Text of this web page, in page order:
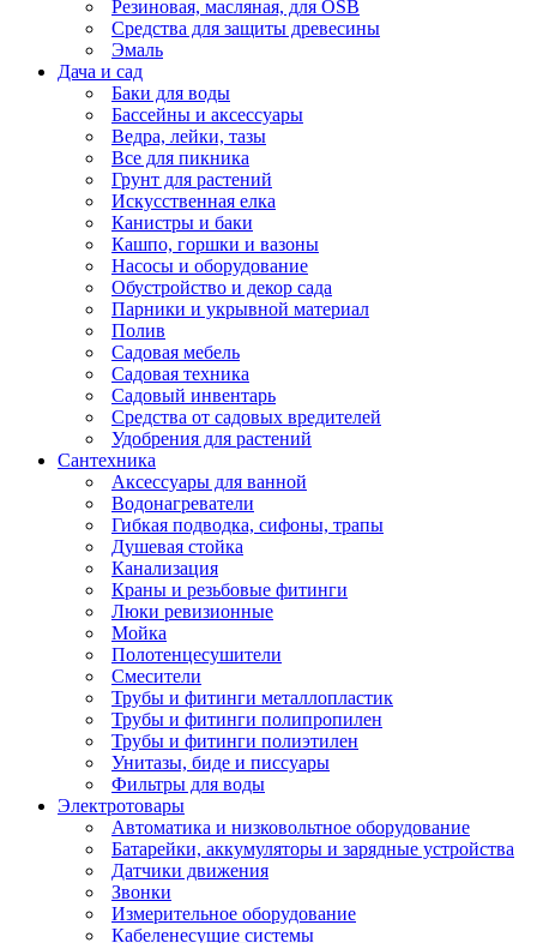
Резиновая, масляная, для OSB
Средства для защиты древесины
Эмаль
Дача и сад
Баки для воды
Бассейны и аксессуары
Ведра, лейки, тазы
Все для пикника
Грунт для растений
Искусственная елка
Канистры и баки
Кашпо, горшки и вазоны
Насосы и оборудование
Обустройство и декор сада
Парники и укрывной материал
Полив
Садовая мебель
Садовая техника
Садовый инвентарь
Средства от садовых вредителей
Удобрения для растений
Сантехника
Аксессуары для ванной
Водонагреватели
Гибкая подводка, сифоны, трапы
Душевая стойка
Канализация
Краны и резьбовые фитинги
Люки ревизионные
Мойка
Полотенцесушители
Смесители
Трубы и фитинги металлопластик
Трубы и фитинги полипропилен
Трубы и фитинги полиэтилен
Унитазы, биде и писсуары
Фильтры для воды
Электротовары
Автоматика и низковольтное оборудование
Батарейки, аккумуляторы и зарядные устройства
Датчики движения
Звонки
Измерительное оборудование
Кабеленесущие системы